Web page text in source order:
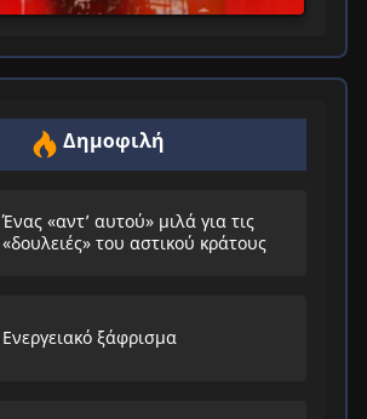
Δημοφιλή
Ένας «αντ’ αυτού» μιλά για τις
«δουλειές» του αστικού κράτους
Ενεργειακό ξάφρισμα